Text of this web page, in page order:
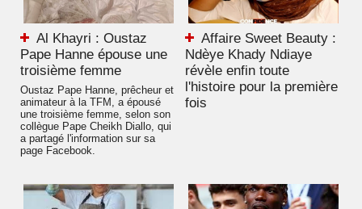
Al Khayri : Oustaz
Pape Hanne épouse une
troisième femme
Oustaz Pape Hanne, prêcheur et
animateur à la TFM, a épousé
une troisième femme, selon son
collègue Pape Cheikh Diallo, qui
a partagé l'information sur sa
page Facebook.
Affaire Sweet Beauty :
Ndèye Khady Ndiaye
révèle enfin toute
l'histoire pour la première
fois